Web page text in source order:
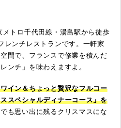
メトロ千代田線・湯島駅から徒歩
レンチレストランです。一軒家
間で、フランスで修業を積んだ
ンチ」を味わえますよ。
イン＆ちょっと贅沢なフルコー
スペシャルディナーコース」を
も思い出に残るクリスマスにな